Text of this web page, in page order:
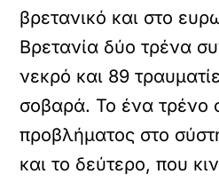
βρετανικό και στο
Βρετανία δύο τρένα
νεκρό και 89
σοβαρά. Το ένα τρένο
προβλήματος στο
και το δεύτερο, που